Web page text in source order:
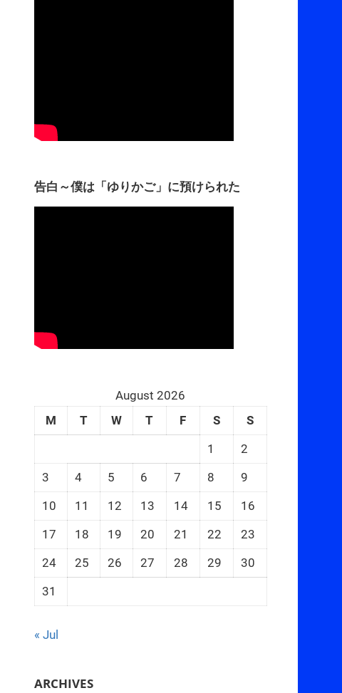
告白～僕は「ゆりかご」に預けられた
August 2026
M
T W T F S
S
1
2
3
4 5 6 7 8
9
10
11 12 13 14 15
16
17
18 19 20 21 22
23
24
25 26 27 28 29
30
31
« Jul
ARCHIVES